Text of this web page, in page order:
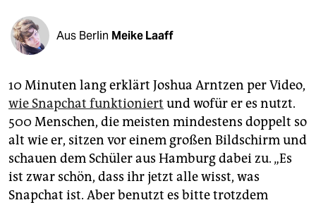
shop
fragen & hilfe
abo
genossenschaft
epaper login
Aus Berlin Meike Laaff
10 Minuten lang erklärt Joshua Arntzen per Video,
wie Snapchat funktioniert und wofür er es nutzt.
500 Menschen, die meisten mindestens doppelt so
alt wie er, sitzen vor einem großen Bildschirm und
schauen dem Schüler aus Hamburg dabei zu. „Es
ist zwar schön, dass ihr jetzt alle wisst, was
Snapchat ist. Aber benutzt es bitte trotzdem